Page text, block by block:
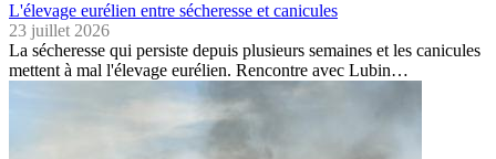
L'élevage eurélien entre sécheresse et canicules
23 juillet 2026
La sécheresse qui persiste depuis plusieurs semaines et les canicules
mettent à mal l'élevage eurélien. Rencontre avec Lubin…